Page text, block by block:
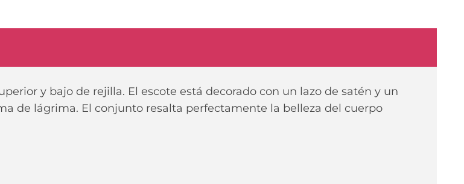
y bajo de rejilla. El escote está decorado con un lazo de satén y un
de lágrima. El conjunto resalta perfectamente la belleza del cuerpo